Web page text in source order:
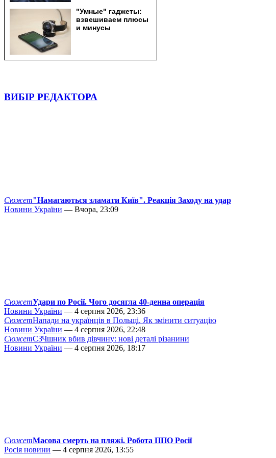
ВИБІР РЕДАКТОРА
Сюжет"Намагаються зламати Київ". Реакція Заходу на удар
Новини України — Вчора, 23:09
СюжетУдари по Росії. Чого досягла 40-денна операція
Новини України — 4 серпня 2026, 23:36
СюжетНапади на українців в Польщі. Як змінити ситуацію
Новини України — 4 серпня 2026, 22:48
СюжетСЗЧшник вбив дівчину: нові деталі різанини
Новини України — 4 серпня 2026, 18:17
СюжетМасова смерть на пляжі. Робота ППО Росії
Росія новини — 4 серпня 2026, 13:55